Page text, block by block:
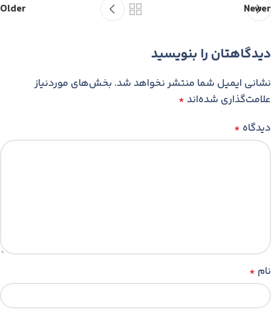
Newer
Older
دیدگاهتان را بنویسید
نشانی ایمیل شما منتشر نخواهد شد. بخش‌های موردنیاز
علامت‌گذاری شده‌اند *
دیدگاه *
نام *